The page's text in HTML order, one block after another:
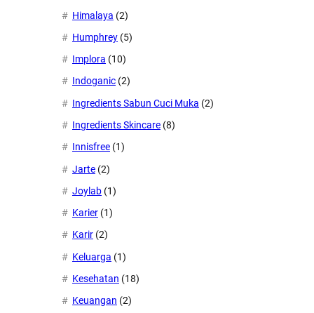
Himalaya (2)
Humphrey (5)
Implora (10)
Indoganic (2)
Ingredients Sabun Cuci Muka (2)
Ingredients Skincare (8)
Innisfree (1)
Jarte (2)
Joylab (1)
Karier (1)
Karir (2)
Keluarga (1)
Kesehatan (18)
Keuangan (2)